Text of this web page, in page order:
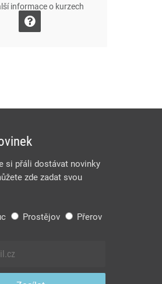
informace o kurzech
si přáli dostávat novinky
zde zadat svou
Prostějov Přerov